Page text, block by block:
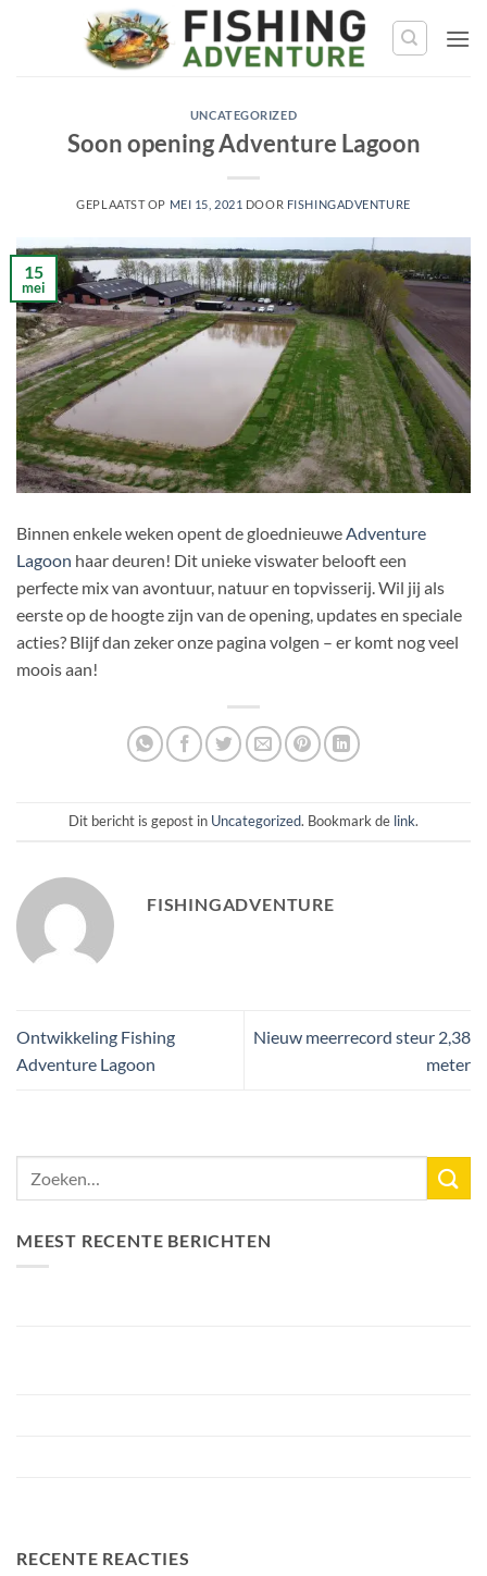
UNCATEGORIZED
Soon opening Adventure Lagoon
GEPLAATST OP MEI 15, 2021 DOOR FISHINGADVENTURE
15
mei
Binnen enkele weken opent de gloednieuweAdventure
Lagoon haar deuren! Dit unieke viswater belooft een
perfecte mix van avontuur, natuur en topvisserij. Wil jij als
eerste op de hoogte zijn van de opening, updates en speciale
acties? Blijf dan zeker onze pagina volgen – er komt nog veel
moois aan!
Dit bericht is gepost in Uncategorized. Bookmark de link.
FISHINGADVENTURE
Ontwikkeling Fishing
Adventure Lagoon
Nieuw meerrecord steur 2,38
meter
MEEST RECENTE BERICHTEN
RECENTE REACTIES